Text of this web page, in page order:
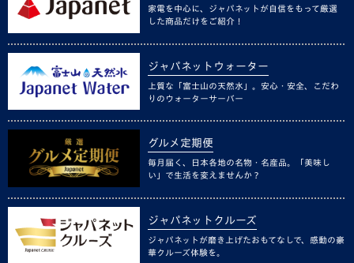
家電を中心に、ジャパネットが自信をもって厳選
した商品だけをご紹介！
ジャパネットウォーター
上質な「富士山の天然水」。安心・安全、こだわ
りのウォーターサーバー
グルメ定期便
毎月届く、日本各地の名物・名産品。「美味し
い」で生活を変えませんか？
ジャパネットクルーズ
ジャパネットが磨き上げたおもてなしで、感動の豪
華クルーズ体験を。